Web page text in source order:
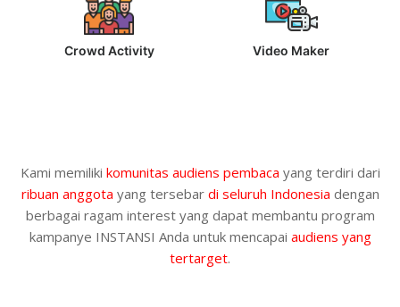
Crowd Activity Video Maker
Kami memiliki komunitas audiens pembaca yang terdiri dari
ribuan anggota yang tersebar di seluruh Indonesia dengan
berbagai ragam interest yang dapat membantu program
kampanye INSTANSI Anda untuk mencapai audiens yang
tertarget.